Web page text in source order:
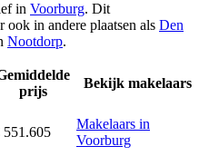
in Voorburg. Dit
ook in andere plaatsen als Den
Nootdorp.
prijs
Bekijk makelaars
551.605
Makelaars in
Voorburg